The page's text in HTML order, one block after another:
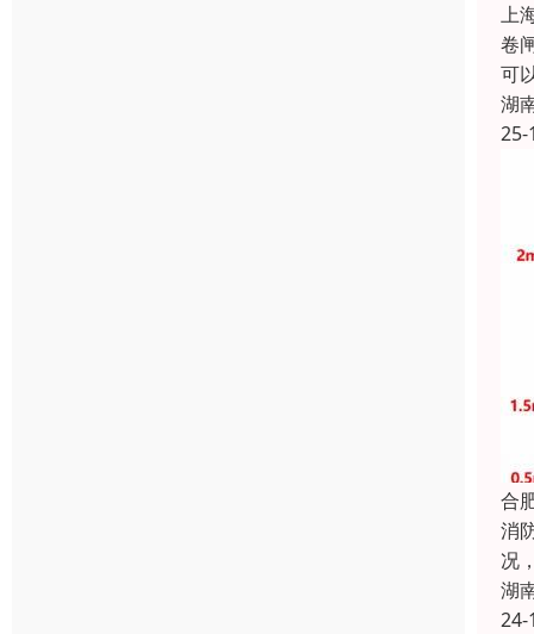
上
卷
可
湖
25-
合
消
况
湖
24-